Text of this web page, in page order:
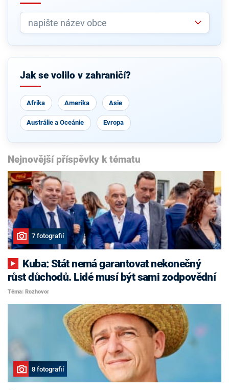
Jak se volilo v zahraničí?
Afrika Amerika Asie
Austrálie a Oceánie Evropa
Nejnovější příspěvky k tématu
7 fotografií
růst důchodů. Lidé musí být sami zodpovědní
Téma: Rozhovor
8 fotografií